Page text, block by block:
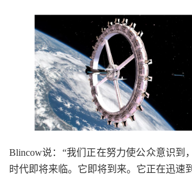
Blincow说：“我们正在努力使公众意识到
时代即将来临。它即将到来。它正在迅速